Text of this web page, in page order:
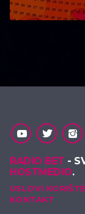
RADIO BET -
HOSTMEDIO.
USLOVI
KONTAKT